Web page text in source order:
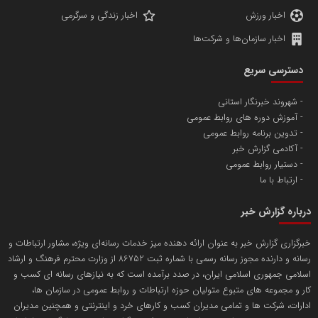
پایگاه اطلاع رسانی اعتلای نهادهای مردمی
تامین آهن اسفنجی تولیدکنندگان فولاد در کشور
تریبون
انتشار گسترده محتوا در رسانه گزارش خبر
مسعودصادقی
اخبار ورزش
اخبار زندگی و سرگرمی
اخبار سازمان‌ها و شرکت‌ها
دسترسی سریع
شهروند خبرنگار استانی
آموزش دوره های روابط عمومی
تدوین برنامه روابط عمومی
آکادمی گزارش خبر
دستیار روابط عمومی
ارتباط با ما
درباره گزارش خبر
خبرگزاری گزارش خبر به عنوان ارائه دهنده میز خدمات رسانه‌ای ویژه، مشاور ارتباطات و
رسانه و دارنده مجوز رسانه رسمی با شماره ثبت 86752 از وزارت محترم فرهنگ و ارشاد
اسلامی جمهوری اسلامی ایران، در صدد برآمده است که به نیازهای رسانه ای کسب و
کار و مجموعه های متبوع متولیان حوزه ارتباطات و روابط عمومی در سازمان ها،
ادارات، شرکت ها و تمامی مدیران کسب و کارهای خرد و اینترنتی و همچنین مدیران